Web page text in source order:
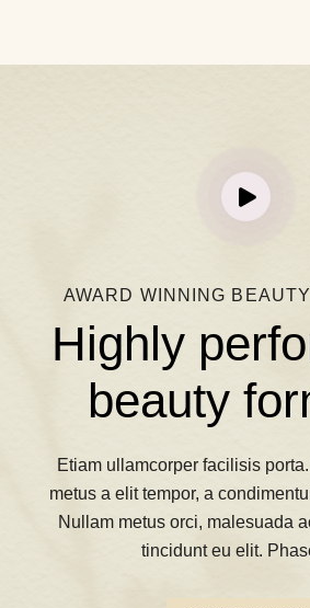
AWARD WINNING
Highly
beauty
Etiam ullamcorper facilisis
metus a elit tempor, a
Nullam metus orci, malesuada
tincidunt eu elit.